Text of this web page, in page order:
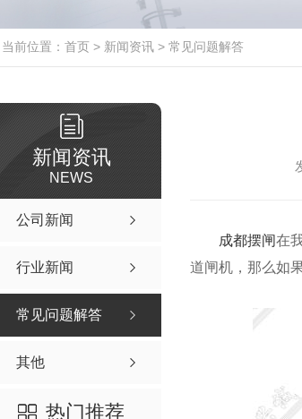
当前位置： 首页 > 新闻资讯 > 常见问题解答
新闻资讯
NEWS
公司新闻
行业新闻
常见问题解答
其他
热门推荐
成都摆闸在
道闸机，那么如